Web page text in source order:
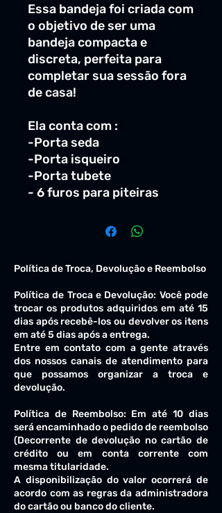
Essa bandeja foi criada com
o objetivo de ser uma
bandeja compacta e
discreta, perfeita para
completar sua sessão fora
de casa!
Ela conta com :
-Porta seda
-Porta isqueiro
-Porta tubete
- 6 furos para piteiras
Política de Troca, Devolução e Reembolso
Política de Troca e Devolução: Você pode
trocar os produtos adquiridos em até 15
dias após recebê-los ou devolver os itens
em até 5 dias após a entrega.
Entre em contato com a gente através
dos nossos canais de atendimento para
que possamos organizar a troca e
devolução.
Política de Reembolso: Em até 10 dias
será encaminhado o pedido de reembolso
(Decorrente de devolução no cartão de
crédito ou em conta corrente com
mesma titularidade.
A disponibilização do valor ocorrerá de
acordo com as regras da administradora
do cartão ou banco do cliente.